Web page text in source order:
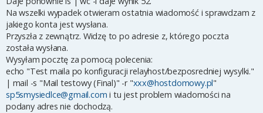
Na wszelki wypadek otwieram ostatnia wiadomość i sprawdzam z
jakiego konta jest wysłana.
Przyszła z zewnątrz. Widzę to po adresie z, którego poczta
została wysłana.
Wysyłam pocztę za pomocą polecenia:
echo "Test maila po konfiguracji relayhost/bezposredniej wysylki."
| mail -s "Mail testowy (Final)" -r "xxx@hostdomowy.pl"
sp5smysiedlce@gmail.com i tu jest problem wiadomości na
podany adres nie dochodzą.